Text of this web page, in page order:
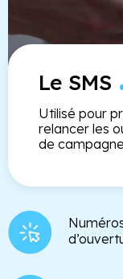
Le SMS
Utilisé pour
relancer les
de